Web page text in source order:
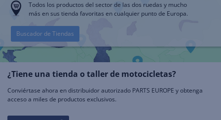
Todos los productos del sector de las dos ruedas y mucho
más en sus tienda favoritas en cualquier punto de Europa.
Buscador de Tiendas
¿Tiene una tienda o taller de motocicletas?
Conviértase ahora en distribuidor autorizado PARTS EUROPE y obtenga
acceso a miles de productos exclusivos.